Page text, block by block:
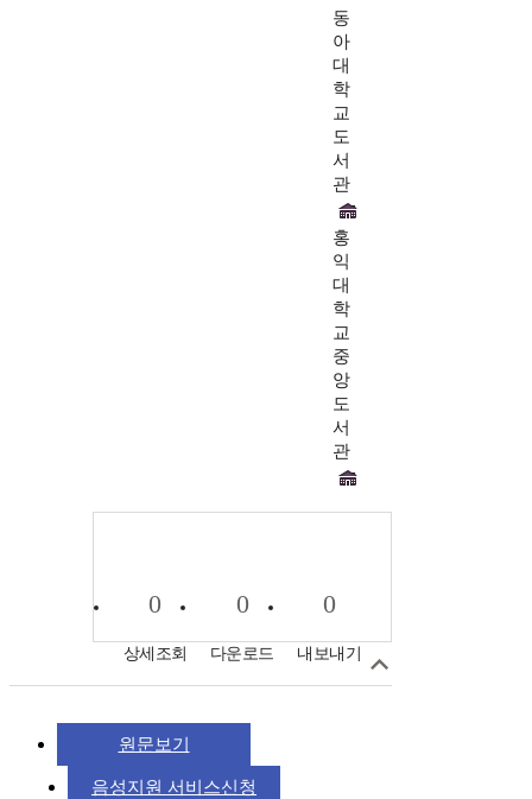
동
아
대
학
교
도
서
관
홍
익
대
학
교
중
앙
도
서
관
0
상세조회
0
다운로드
0
내보내기
원문보기
음성지원 서비스신청